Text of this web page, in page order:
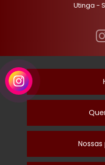
Utinga -